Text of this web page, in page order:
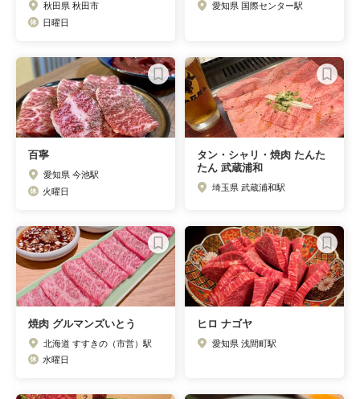
秋田県 秋田市
日曜日
愛知県 国際センター駅
百寧
愛知県 今池駅
火曜日
タン・シャリ・焼肉 たんた
たん 武蔵浦和
埼玉県 武蔵浦和駅
焼肉 グルマンズいとう
北海道 すすきの（市営）駅
水曜日
ヒロ ナゴヤ
愛知県 浅間町駅